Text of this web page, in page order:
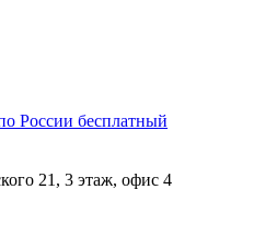
России бесплатный
21, 3 этаж, офис 4